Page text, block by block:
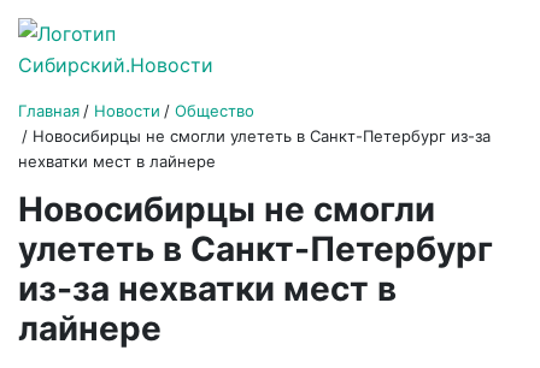
Главная Новости
Общество
Новосибирцы не смогли улететь в Санкт-Петербург из-за
нехватки мест в лайнере
Новосибирцы не смогли
улететь в Санкт-Петербург
из-за нехватки мест в
лайнере